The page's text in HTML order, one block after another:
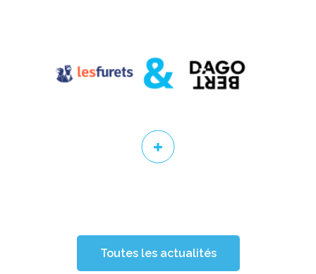
Toutes les actualités